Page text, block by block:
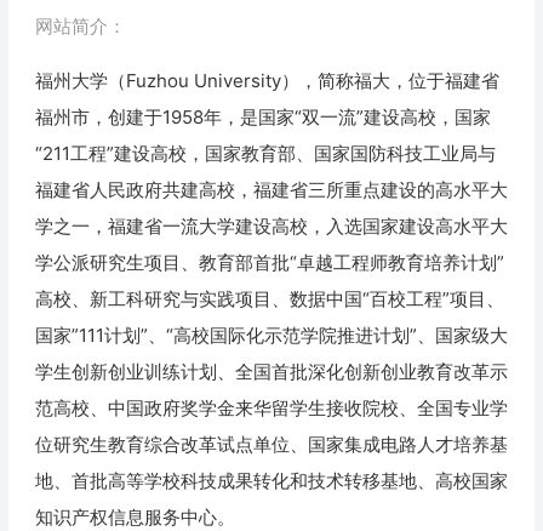
网站简介：
福州大学（Fuzhou University），简称福大，位于福建省
福州市，创建于1958年，是国家“双一流”建设高校，国家
“211工程”建设高校，国家教育部、国家国防科技工业局与
福建省人民政府共建高校，福建省三所重点建设的高水平大
学之一，福建省一流大学建设高校，入选国家建设高水平大
学公派研究生项目、教育部首批“卓越工程师教育培养计划”
高校、新工科研究与实践项目、数据中国“百校工程”项目、
国家”111计划”、“高校国际化示范学院推进计划”、国家级大
学生创新创业训练计划、全国首批深化创新创业教育改革示
范高校、中国政府奖学金来华留学生接收院校、全国专业学
位研究生教育综合改革试点单位、国家集成电路人才培养基
地、首批高等学校科技成果转化和技术转移基地、高校国家
知识产权信息服务中心。